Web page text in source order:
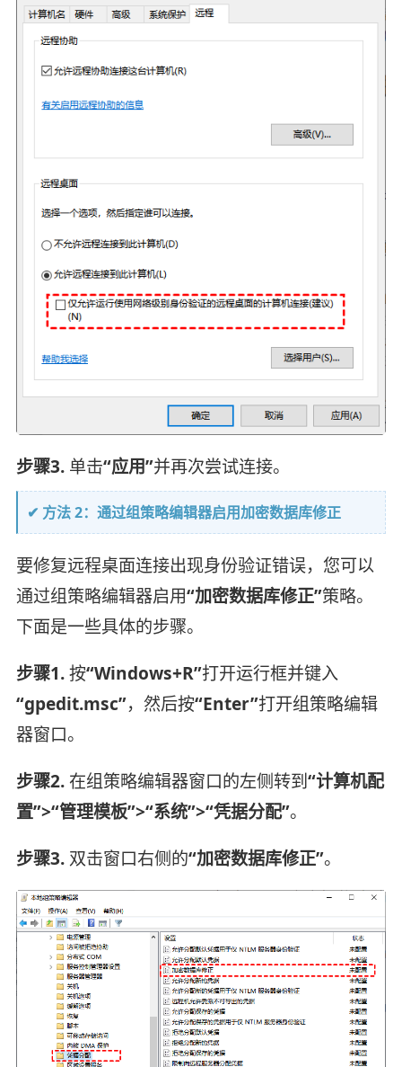
步骤3. 单击“应用”并再次尝试连接。
✔ 方法 2：通过组策略编辑器启用加密数据库修正
要修复远程桌面连接出现身份验证错误，您可以
通过组策略编辑器启用“加密数据库修正”策略。
下面是一些具体的步骤。
步骤1.按“Windows+R”打开运行框并键入
“gpedit.msc”，然后按“Enter”打开组策略编辑
器窗口。
步骤2.在组策略编辑器窗口的左侧转到“计算机配
置”>“管理模板”>“系统”>“凭据分配”。
步骤3. 双击窗口右侧的“加密数据库修正”。